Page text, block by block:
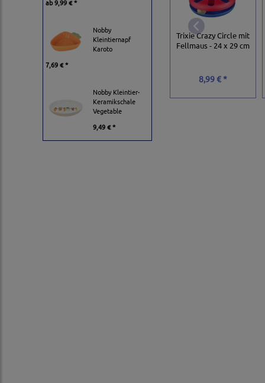
ab9,99 € *
Nobby
Kleintiernapf
Karoto
7,69 € *
Nobby Kleintier-
Keramikschale
Vegetable
9,49 € *
Trixie Crazy Circle mit
Fellmaus - 24 x 29 cm
8,99 € *